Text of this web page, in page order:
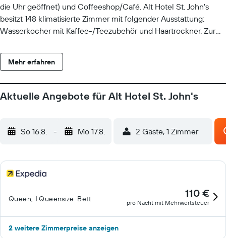
die Uhr geöffnet) und Coffeeshop/Café. Alt Hotel St. John's
besitzt 148 klimatisierte Zimmer mit folgender Ausstattung:
Wasserkocher mit Kaffee-/Teezubehör und Haartrockner. Zur
Baumwolle, Daunenbettdecken und hochwertige Bettwaren.
LCD-Fernseher mit Kabelempfang stehen in den Zimmern zur
oder Duschen mit Regenduschen und kostenlose
Toilettenartikel. Dieses Hotel in St. John's bietet dir einen
von > 100 MBit/s (reicht für 1–2 Personen oder bis zu 6 Geräte)
kostenlose Ortsgespräche sind inbegriffen (möglicherweise
gelten Einschränkungen). Alle Zimmer verfügen außerdem über
Bügeleisen/Bügelbretter und Verdunkelungsvorhänge. Der
Reinigungsservice wird täglich angeboten. Auf Anfrage
folgendes Angebot: Fitnessbereich (rund um die Uhr geöffnet).
Mehr erfahren
Aktuelle Angebote für Alt Hotel St. John's
So 16.8. - Mo 17.8. 2 Gäste, 1 Zimmer
Queen, 1 Queensize-Bett 110 €
pro Nacht mit Mehrwertsteuer
2 weitere Zimmerpreise anzeigen